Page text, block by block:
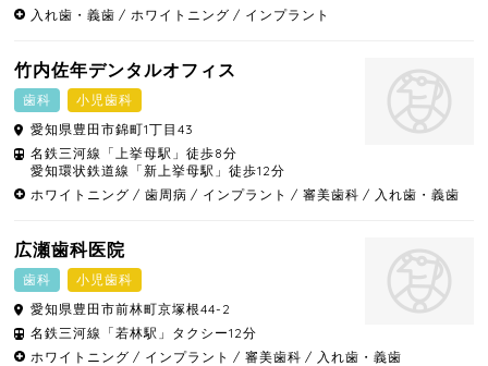
入れ歯・義歯
ホワイトニング インプラント
竹内佐年デンタルオフィス
歯科
小児歯科
愛知県豊田市錦町1丁目43
名鉄三河線「上挙母駅」徒歩8分
愛知環状鉄道線「新上挙母駅」徒歩12分
ホワイトニング
歯周病 インプラント 審美歯科 入れ歯・義歯
広瀬歯科医院
歯科
小児歯科
愛知県豊田市前林町京塚根44-2
名鉄三河線「若林駅」タクシー12分
ホワイトニング
インプラント 審美歯科 入れ歯・義歯